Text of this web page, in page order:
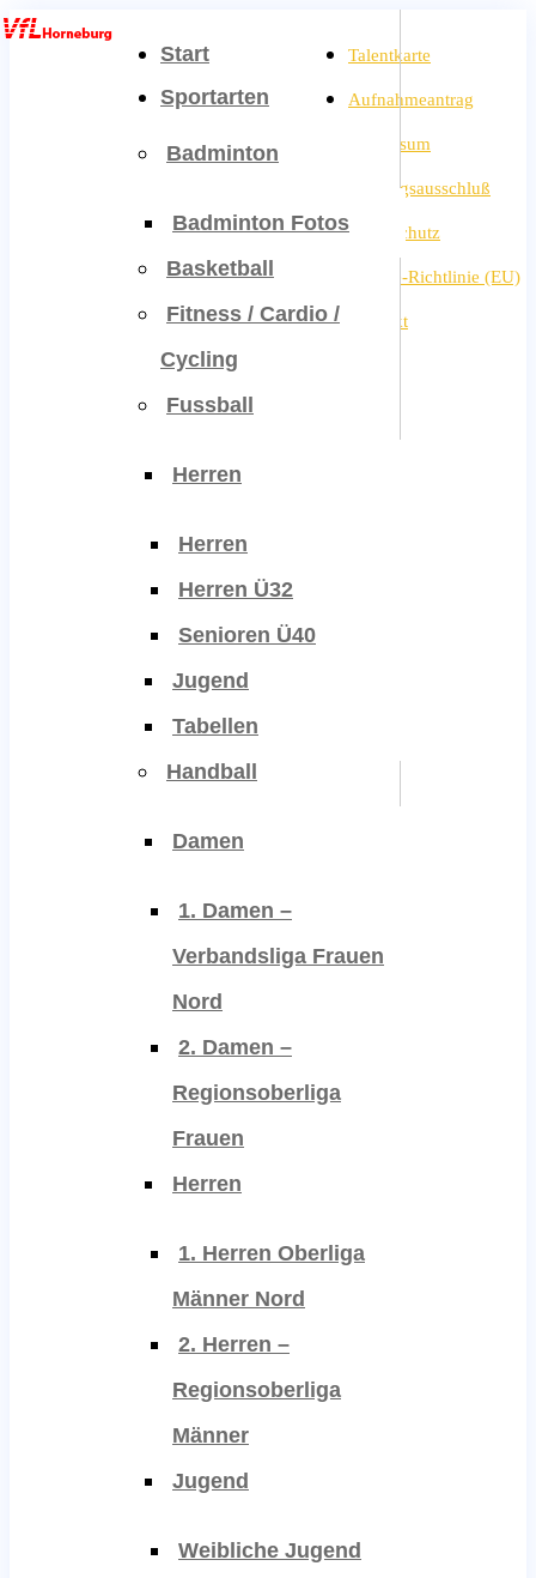
Talentkarte
Aufnahmeantrag
Impressum
Haftungsausschluß
Datenschutz
Cookie-Richtlinie (EU)
Kontakt
Start
Sportarten
Badminton
Badminton Fotos
Basketball
Fitness / Cardio /
Cycling
Fussball
Herren
Herren
Herren Ü32
Senioren Ü40
Jugend
Tabellen
Handball
Damen
1. Damen –
Verbandsliga Frauen
Nord
2. Damen –
Regionsoberliga
Frauen
Herren
1. Herren Oberliga
Männer Nord
2. Herren –
Regionsoberliga
Männer
Jugend
Weibliche Jugend